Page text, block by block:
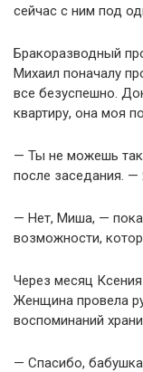
сейчас с ним под
Бракоразводный
Михаил поначалу
все безуспешно.
квартиру, она моя
— Ты не можешь так
после заседания.
— Нет, Миша, —
возможности,
Через месяц
Женщина провела
воспоминаний
— Спасибо,